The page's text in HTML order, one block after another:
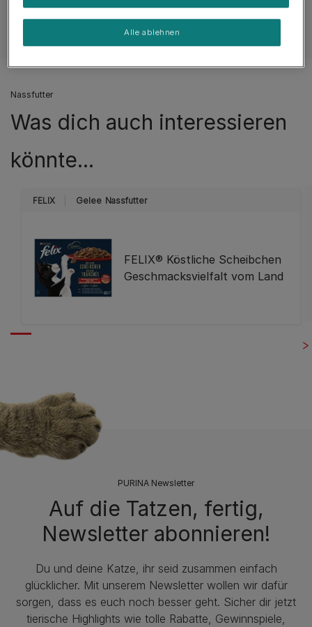
Fütterungsempfehlung
Nassfutter
Was dich auch interessieren
könnte...
FELIX Gelee Nassfutter
FELIX® Köstliche Scheibchen
Geschmacksvielfalt vom Land
PURINA Newsletter
Auf die Tatzen, fertig,
Newsletter abonnieren!
Du und deine Katze, ihr seid zusammen einfach
glücklicher. Mit unserem Newsletter wollen wir dafür
sorgen, dass es euch noch besser geht. Sicher dir jetzt
tierische Highlights wie tolle Rabatte, Gewinnspiele,
Alle ablehnen